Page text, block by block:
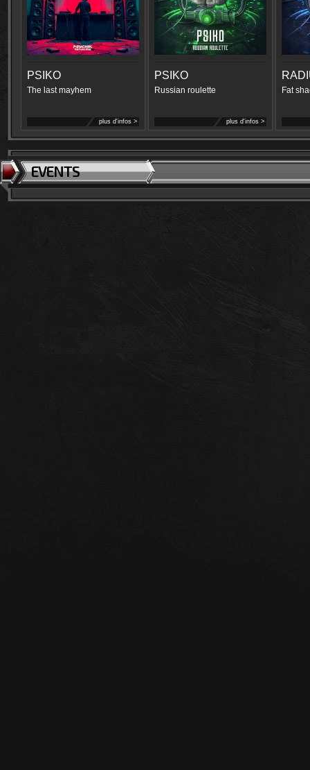
PSIKO
The last mayhem
plus d'infos >
PSIKO
Russian roulette
plus d'infos >
Fat
EVENTS